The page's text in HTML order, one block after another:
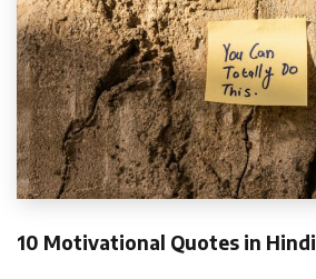
10 Motivational Quotes in Hindi